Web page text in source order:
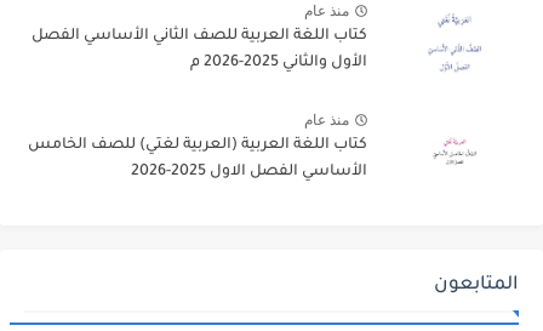
منذ عام
كتاب اللغة العربية للصف الثاني الأساسي الفصل
الأول والثاني 2025-2026 م
منذ عام
كتاب اللغة العربية (العربية لغتي) للصف الخامس
الأساسي الفصل الاول 2025-2026
المتابعون